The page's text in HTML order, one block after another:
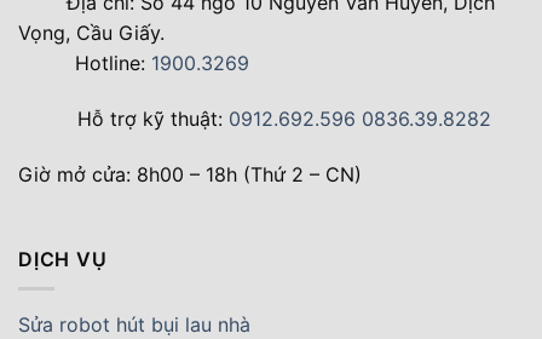
Vọng, Cầu Giấy.
Hotline: 1900.3269
Hỗ trợ kỹ thuật: 0912.692.596 0836.39.8282
Giờ mở cửa: 8h00 – 18h (Thứ 2 – CN)
DỊCH VỤ
Sửa robot hút bụi lau nhà